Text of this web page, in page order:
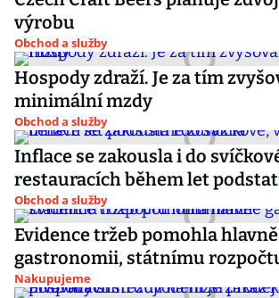
výrobu
Obchod a služby
Hospody zdraží. Je za tím
minimální mzdy
Obchod a služby
Inflace se zakousla i do
restauracích během let
Obchod a služby
Evidence tržeb pomohla hlavně
gastronomii, státnímu
Nakupujeme